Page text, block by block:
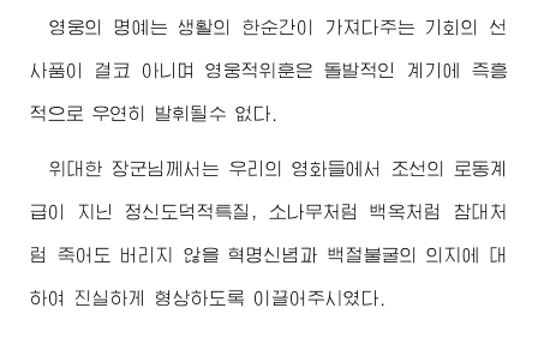
영웅의 명예는 생활의 한순간이 가져다주는 기회의 선
사품이 결코 아니며 영웅적위훈은 돌발적인 계기에 즉흥
적으로 우연히 발휘될수 없다.
위대한 장군님 께서는 우리의 영화들에서 조선의 로동계
급이 지닌 정신도덕적특질, 소나무처럼 백옥처럼 참대처
럼 죽어도 버리지 않을 혁명신념과 백절불굴의 의지에 대
하여 진실하게 형상하도록 이끌어주시였다.